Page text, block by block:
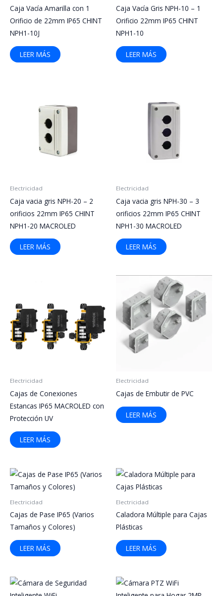
Caja Vacía Amarilla con 1
Orificio de 22mm IP65 CHINT
NPH1-10J
LEER MÁS
Caja Vacía Gris NPH-10 – 1
Orificio 22mm IP65 CHINT
NPH1-10
LEER MÁS
Electricidad
Caja vacia gris NPH-20 – 2
orificios 22mm IP65 CHINT
NPH1-20 MACROLED
LEER MÁS
Electricidad
Caja vacia gris NPH-30 – 3
orificios 22mm IP65 CHINT
NPH1-30 MACROLED
LEER MÁS
Electricidad
Cajas de Conexiones
Estancas IP65 MACROLED con
Protección UV
LEER MÁS
Electricidad
Cajas de Embutir de PVC
LEER MÁS
Electricidad
Cajas de Pase IP65 (Varios
Tamaños y Colores)
LEER MÁS
Electricidad
Caladora Múltiple para Cajas
Plásticas
LEER MÁS